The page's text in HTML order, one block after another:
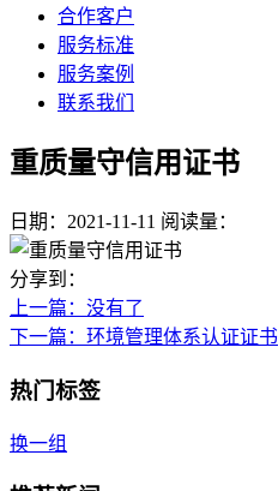
合作客户
服务标准
服务案例
联系我们
重质量守信用证书
日期：2021-11-11 阅读量：
分享到：
上一篇 ：没有了
下一篇 ：环境管理体系认证证书
热门标签
换一组